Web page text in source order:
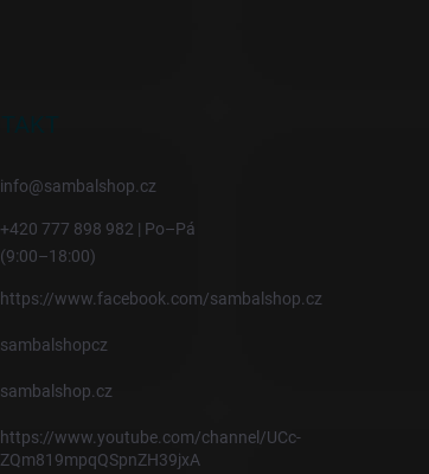
info@sambalshop.cz
+420 777 898 982 | Po–Pá
(9:00–18:00)
https://www.facebook.com/sambalshop.cz
sambalshopcz
sambalshop.cz
https://www.youtube.com/channel/UCc-
ZQm819mpqQSpnZH39jxA